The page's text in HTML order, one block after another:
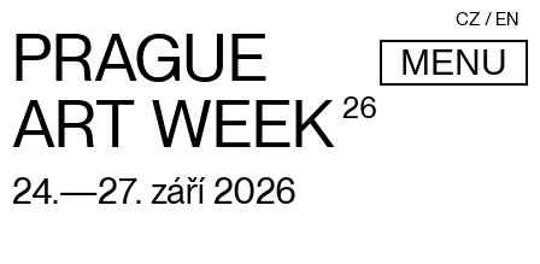
PRAGUE
ART WEEK 26
24.—27. září 2026
CZ EN
MENU